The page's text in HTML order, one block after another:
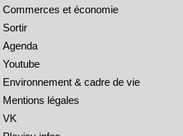
Commerces et économie
Sortir
Agenda
Youtube
Environnement & cadre de vie
Mentions légales
VK